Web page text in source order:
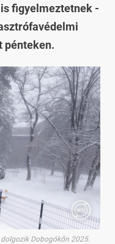
figyelmeztetnek -
pénteken.
Dobogókőn 2025.